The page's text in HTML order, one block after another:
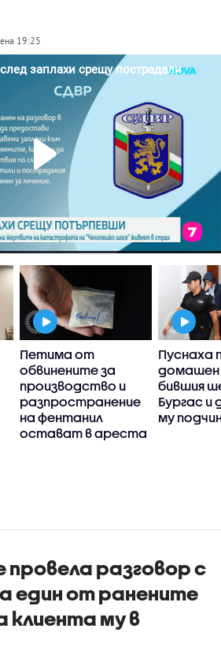
19:25
Петима от
обвинените за
производство и
разпространение
на фентанил
остават в ареста
Пуснаха
бившия
Бургас
му
провела разговор с
един от ранените
клиента му в